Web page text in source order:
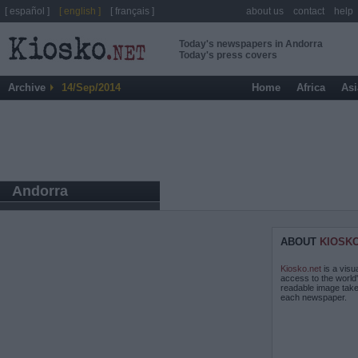
Today's newspapers in Andorra
Today's press covers
Archive 14/Sep/2014 Home Africa
Andorra
ABOUT
Kiosko.net is a
access to the
readable image
each newspaper.
[ español ] [ english ] [ français ] about us contact help